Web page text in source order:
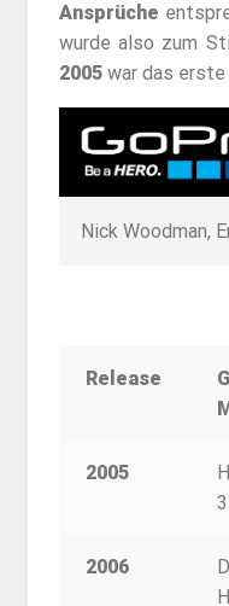
Ansprüche
wurde also zum
2005war das erste
Nick Woodman,
Release
2005
2006